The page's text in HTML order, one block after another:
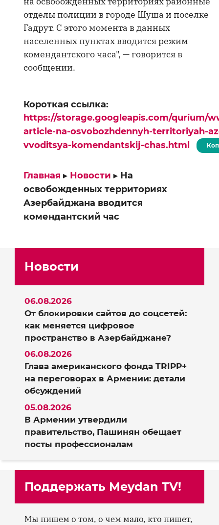
отделы полиции в городе Шуша и поселке
Гадрут. С этого момента в данных
населенных пунктах вводится режим
комендантского часа", — говорится в
сообщении.
Короткая ссылка:
https://storage.googleapis.com/qurium/
article-na-osvobozhdennyh-territoriyah-
vvoditsya-komendantskij-chas.html
Главная ▸ Новости ▸ На
освобожденных территориях
Азербайджана вводится
комендантский час
Новости
От блокировки сайтов до соцсетей:
как меняется цифровое
пространство в Азербайджане?
06.08.2026
Глава американского фонда TRIPP+
на переговорах в Армении: детали
обсуждений
06.08.2026
В Армении утвердили
правительство, Пашинян обещает
посты профессионалам
05.08.2026
Поддержать Meydan TV!
Мы пишем о том, о чем мало, кто пишет,